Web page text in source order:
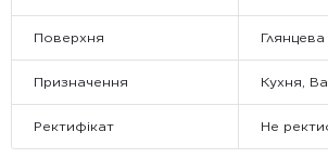
Поверхня Глянцева
Призначення Кухня,
Ректифікат Не